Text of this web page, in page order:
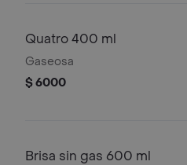
Quatro 400 ml
Gaseosa
$ 6000
Brisa sin gas 600 ml